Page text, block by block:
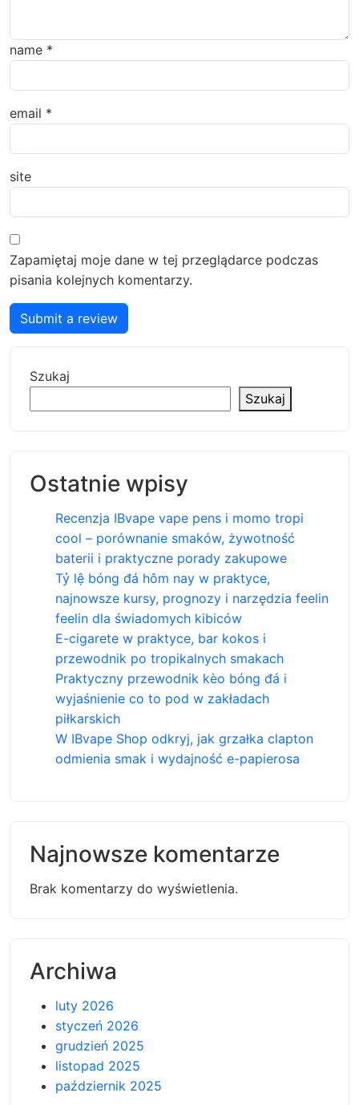
name *
email *
site
Zapamiętaj moje dane w tej przeglądarce podczas
pisania kolejnych komentarzy.
Submit a review
Szukaj
Szukaj
Ostatnie wpisy
Recenzja IBvape vape pens i momo tropi
cool – porównanie smaków, żywotność
baterii i praktyczne porady zakupowe
Tỷ lệ bóng đá hôm nay w praktyce,
najnowsze kursy, prognozy i narzędzia feelin
feelin dla świadomych kibiców
E-cigarete w praktyce, bar kokos i
przewodnik po tropikalnych smakach
Praktyczny przewodnik kèo bóng đá i
wyjaśnienie co to pod w zakładach
piłkarskich
W IBvape Shop odkryj, jak grzałka clapton
odmienia smak i wydajność e-papierosa
Najnowsze komentarze
Brak komentarzy do wyświetlenia.
Archiwa
luty 2026
styczeń 2026
grudzień 2025
listopad 2025
październik 2025